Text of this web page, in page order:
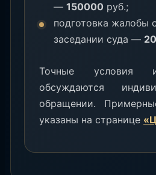
— 150000 руб.;
подготовка жалобы
заседании суда —
Точные условия
обсуждаются
обращении.
указаны на странице